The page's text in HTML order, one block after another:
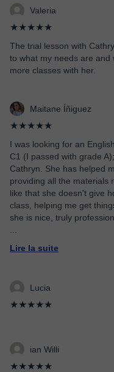
Valeria
★★★★★
The trial lesson with
to what my needs are and
more classes with her.
Maitane Íñiguez
★★★★★
I was looking for an
C1 (I passed with grade
Cathryn. She has helped
providing all the materials
like that she doesn't give
class, helping me get
she is nice, truly
Lire la suite
Lucia
★★★★★
ian Willi
★★★★★